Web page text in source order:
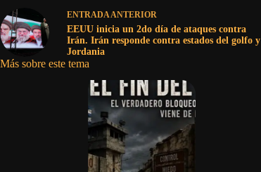
ENTRADA ANTERIOR
EEUU inicia un 2do día de ataques contra
Irán. Irán responde contra estados del golfo y
Jordania
Más sobre este tema